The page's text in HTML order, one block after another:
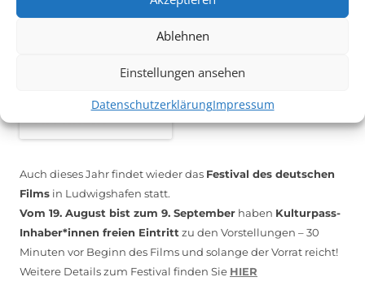
Ablehnen
Einstellungen ansehen
DatenschutzerklärungImpressum
Auch dieses Jahr findet wieder das Festival des deutschen
Films in Ludwigshafen statt.
Vom 19. August bist zum 9. September haben Kulturpass-
Inhaber*innen freien Eintrittzu den Vorstellungen – 30
Minuten vor Beginn des Films und solange der Vorrat reicht!
Weitere Details zum Festival finden Sie HIER